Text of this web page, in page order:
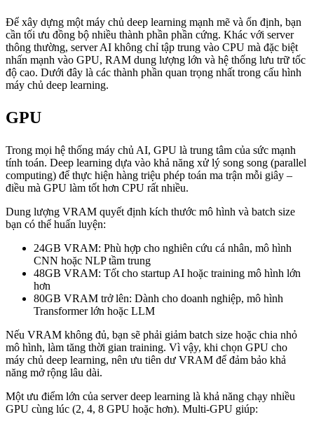
Để xây dựng một máy chủ deep learning mạnh mẽ và ổn định, bạn
cần tối ưu đồng bộ nhiều thành phần phần cứng. Khác với server
thông thường, server AI không chỉ tập trung vào CPU mà đặc biệt
nhấn mạnh vào GPU, RAM dung lượng lớn và hệ thống lưu trữ tốc
độ cao. Dưới đây là các thành phần quan trọng nhất trong cấu hình
máy chủ deep learning.
GPU
Trong mọi hệ thống máy chủ AI, GPU là trung tâm của sức mạnh
tính toán. Deep learning dựa vào khả năng xử lý song song (parallel
computing) để thực hiện hàng triệu phép toán ma trận mỗi giây –
điều mà GPU làm tốt hơn CPU rất nhiều.
Dung lượng VRAM quyết định kích thước mô hình và batch size
bạn có thể huấn luyện:
24GB VRAM: Phù hợp cho nghiên cứu cá nhân, mô hình
CNN hoặc NLP tầm trung
48GB VRAM: Tốt cho startup AI hoặc training mô hình lớn
hơn
80GB VRAM trở lên: Dành cho doanh nghiệp, mô hình
Transformer lớn hoặc LLM
Nếu VRAM không đủ, bạn sẽ phải giảm batch size hoặc chia nhỏ
mô hình, làm tăng thời gian training. Vì vậy, khi chọn GPU cho
máy chủ deep learning, nên ưu tiên dư VRAM để đảm bảo khả
năng mở rộng lâu dài.
Một ưu điểm lớn của server deep learning là khả năng chạy nhiều
GPU cùng lúc (2, 4, 8 GPU hoặc hơn). Multi-GPU giúp: